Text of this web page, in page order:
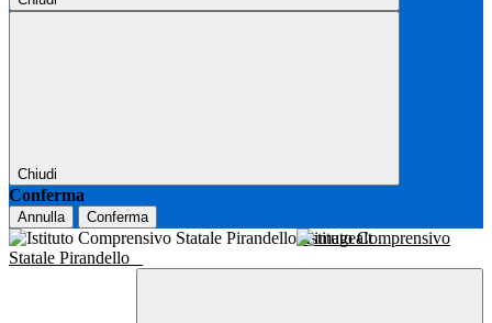
Chiudi
Conferma
Annulla Conferma
Istituto Comprensivo
Statale Pirandello